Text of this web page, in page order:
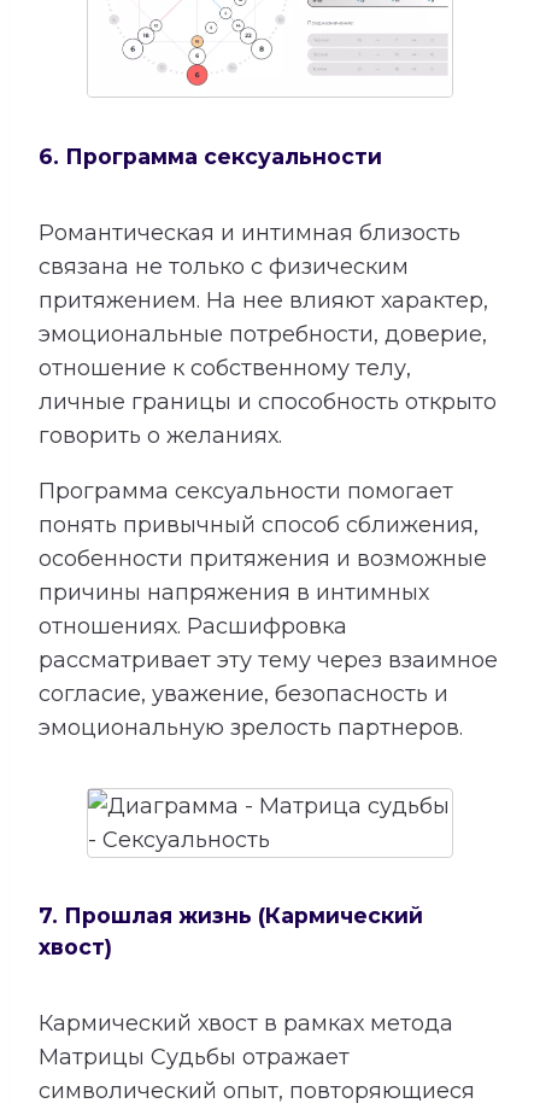
6. Программа сексуальности
Романтическая и интимная близость
связана не только с физическим
притяжением. На нее влияют характер,
эмоциональные потребности, доверие,
отношение к собственному телу,
личные границы и способность открыто
говорить о желаниях.
Программа сексуальности помогает
понять привычный способ сближения,
особенности притяжения и возможные
причины напряжения в интимных
отношениях. Расшифровка
рассматривает эту тему через взаимное
согласие, уважение, безопасность и
эмоциональную зрелость партнеров.
7. Прошлая жизнь (Кармический
хвост)
Кармический хвост в рамках метода
Матрицы Судьбы отражает
символический опыт, повторяющиеся